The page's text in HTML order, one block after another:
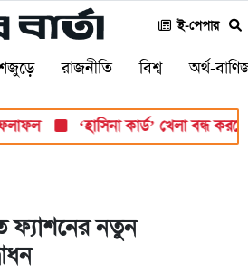
ই-পেপার
রাজনীতি বিশ্ব অর্থ-
‘হাসিনা কার্ড’ খেলা বন্ধ করতে
ফ্যাশনের নতুন